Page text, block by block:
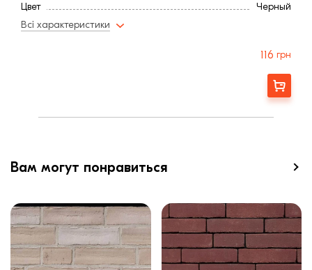
Цвет
Черный
Фактура
Всі характеристики
116 грн
Заказать
Вам могут понравиться